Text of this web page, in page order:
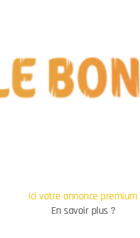
Ici votre annonce premium
En savoir plus ?